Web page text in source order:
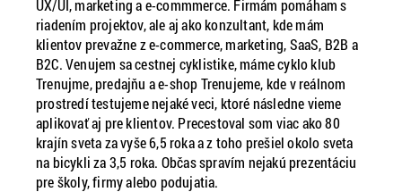
UX/UI, marketing a e-commmerce. Firmám pomáham s
riadením projektov, ale aj ako konzultant, kde mám
klientov prevažne z e-commerce, marketing, SaaS, B2B a
B2C. Venujem sa cestnej cyklistike, máme cyklo klub
Trenujme, predajňu a e-shop Trenujeme, kde v reálnom
prostredí testujeme nejaké veci, ktoré následne vieme
aplikovať aj pre klientov. Precestoval som viac ako 80
krajín sveta za vyše 6,5 roka a z toho prešiel okolo sveta
na bicykli za 3,5 roka. Občas spravím nejakú prezentáciu
pre školy, firmy alebo podujatia.